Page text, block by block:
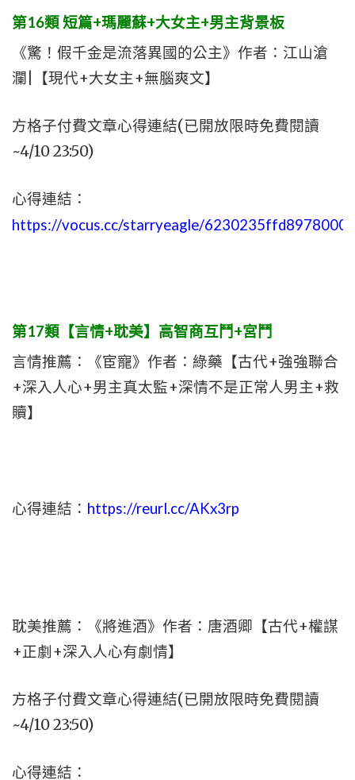
第16類 短篇+瑪麗蘇+大女主+男主背景板
《驚！假千金是流落異國的公主》作者：江山滄
瀾|【現代+大女主+無腦爽文】
方格子付費文章心得連結(已開放限時免費閱讀
~4/10 23:50)
心得連結：
https://vocus.cc/starryeagle/
第17類【言情+耽美】高智商互鬥+宮鬥
言情推薦：《宦寵》作者：綠藥【古代+強強聯合
+深入人心+男主真太監+深情不是正常人男主+救
贖】
心得連結： https://reurl.cc/AKx3rp
耽美推薦：《將進酒》作者：唐酒卿【古代+權謀
+正劇+深入人心有劇情】
方格子付費文章心得連結(已開放限時免費閱讀
~4/10 23:50)
心得連結：